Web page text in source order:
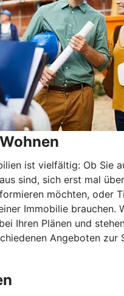
ist vielfältig: Ob Sie
sind, sich erst mal
möchten, oder
Immobilie brauchen.
Ihren Plänen und
Angeboten zur